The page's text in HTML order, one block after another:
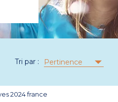
Tri par : Pertinence
2024 france